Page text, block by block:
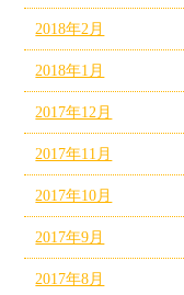
2018年2月
2018年1月
2017年12月
2017年11月
2017年10月
2017年9月
2017年8月